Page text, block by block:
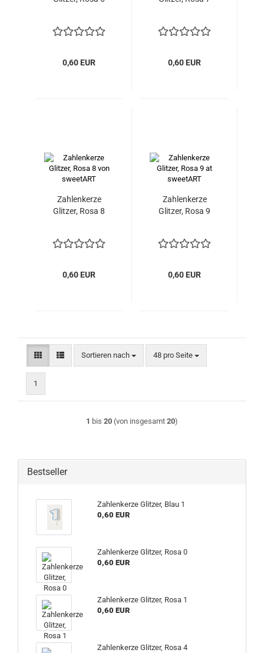
0,60 EUR 0,60 EUR
Zahlenkerze
Glitzer, Rosa 8
0,60 EUR
Zahlenkerze
Glitzer, Rosa 9
0,60 EUR
Sortieren nach
Sortieren nach 48 pro Seite
pro Seite
1
1 bis 20 (von insgesamt 20)
Bestseller
Zahlenkerze Glitzer, Blau 1
0,60 EUR
Zahlenkerze Glitzer, Rosa 0
0,60 EUR
Zahlenkerze Glitzer, Rosa 1
0,60 EUR
Zahlenkerze Glitzer, Rosa 4